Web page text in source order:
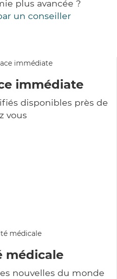
plus avancée ?
un conseiller
immédiate
disponibles près de
vous
médicale
nouvelles du monde